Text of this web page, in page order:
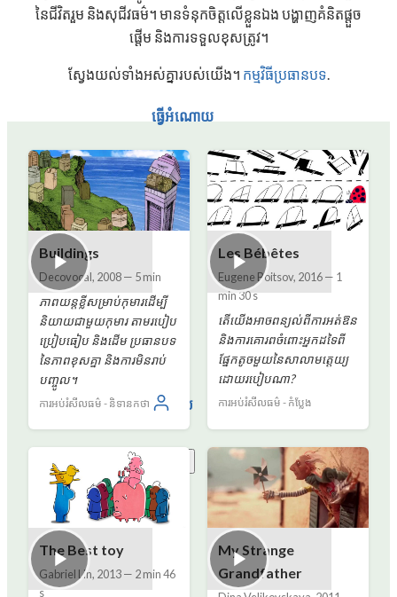
ធ្វើអំណោយ
ចូល
នៃជីវិតរួម និងសុជីវធម៌។ មានទំនុកចិត្តលើខ្លួនឯង បង្ហាញគំនិតផ្តួច
ផ្តើម និងការទទួលខុសត្រូវ។
ស្វែងយល់ទាំងអស់គ្នារបស់យើង។ កម្មវិធីប្រធានបទ.
Buildings
Decovocal, 2008— 5 min
ភាពយន្តខ្លីសម្រាប់កុមារដើម្បី
និយាយជាមួយកុមារ តាមរបៀប
ប្រៀបធៀប និងដើម ប្រធានបទ
នៃភាពខុសគ្នា និងការមិនរាប់
បញ្ចូល។
ការអប់រំសីលធម៌ - និទានកថា
Les Bébêtes
Eugene Boitsov, 2016— 1
min 30 s
តើយើងអាចពន្យល់ពីការអត់ឱន
និងការគោរពចំពោះអ្នកដទៃពី
ផ្នែកតូចមួយនៃសាលាមត្តេយ្យ
ដោយរបៀបណា?
ការអប់រំសីលធម៌ - កំប្លែង
The Best toy
Gabriel Lin, 2013— 2 min 46
s
My Strange
Grandfather